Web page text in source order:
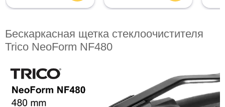
Бескаркасная щетка стеклоочистителя
Trico NeoForm NF480